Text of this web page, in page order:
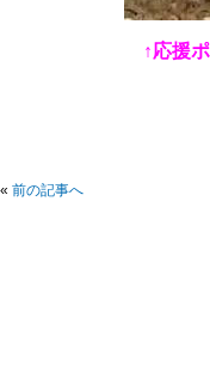
↑応援
« 前の記事へ